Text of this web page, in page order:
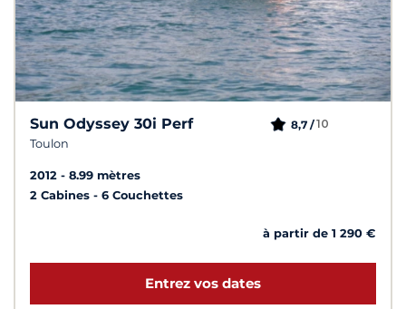
Sun Odyssey 30i Perf
Toulon
8,7 /10
2012
8.99 mètres
2 Cabines
6 Couchettes
à partir de 1 290 €
Entrez vos dates